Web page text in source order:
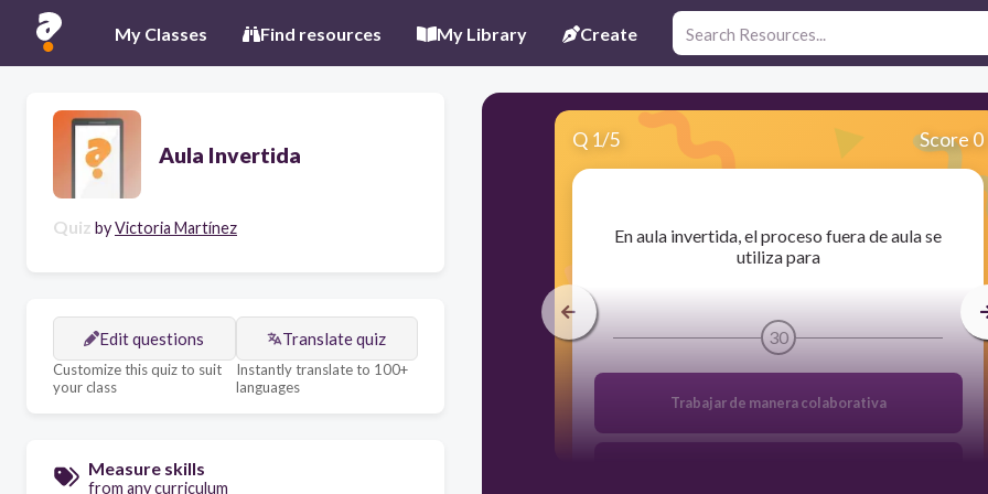
My Classes Find resources My Library Create
Aula Invertida
Quiz byVictoria Martínez
Edit questions
Customize this quiz to suit
your class
Translate quiz
Instantly translate to 100+
languages
Measure skills
from any curriculum
Q 1/5 Score 0
​En aula invertida, el proceso fuera de aula se
utiliza para
30
Trabajar de manera colaborativa